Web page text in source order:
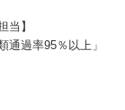
当】
過率95％以上」